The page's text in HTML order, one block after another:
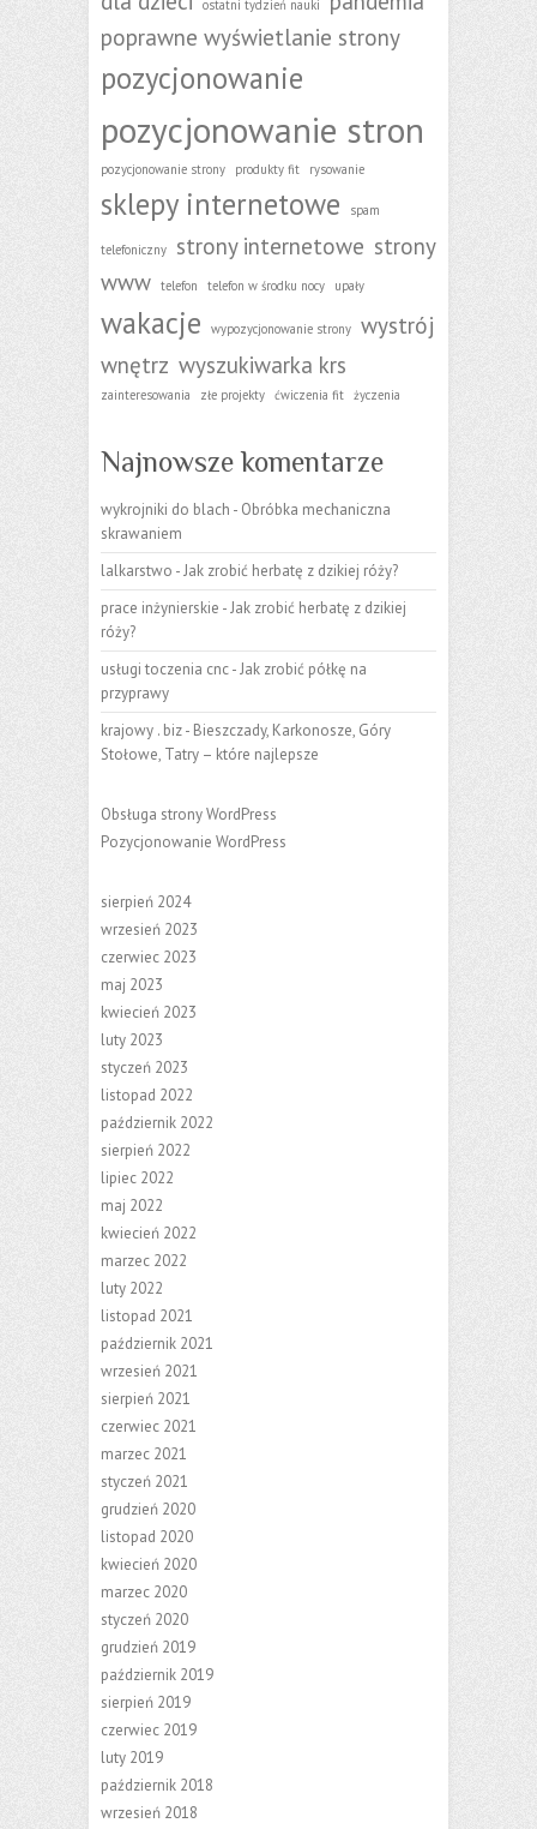
ostatni tydzień nauki
poprawne wyświetlanie strony
pozycjonowanie
pozycjonowanie stron
pozycjonowanie strony produkty fit rysowanie
sklepy internetowe spam
telefoniczny strony internetowe strony
www telefon telefon w środku nocy upały
wakacje wypozycjonowanie strony wystrój
wnętrz wyszukiwarka krs
zainteresowania złe projekty ćwiczenia fit życzenia
Najnowsze komentarze
wykrojniki do blach - Obróbka mechaniczna
skrawaniem
lalkarstwo -Jak zrobić herbatę z dzikiej róży?
prace inżynierskie -Jak zrobić herbatę z dzikiej
róży?
usługi toczenia cnc-Jak zrobić półkę na
przyprawy
krajowy . biz- Bieszczady, Karkonosze, Góry
Stołowe, Tatry – które najlepsze
Obsługa strony WordPress
Pozycjonowanie WordPress
sierpień 2024
wrzesień 2023
czerwiec 2023
maj 2023
kwiecień 2023
luty 2023
styczeń 2023
listopad 2022
październik 2022
sierpień 2022
lipiec 2022
maj 2022
kwiecień 2022
marzec 2022
luty 2022
listopad 2021
październik 2021
wrzesień 2021
sierpień 2021
czerwiec 2021
marzec 2021
styczeń 2021
grudzień 2020
listopad 2020
kwiecień 2020
marzec 2020
styczeń 2020
grudzień 2019
październik 2019
sierpień 2019
czerwiec 2019
luty 2019
październik 2018
wrzesień 2018